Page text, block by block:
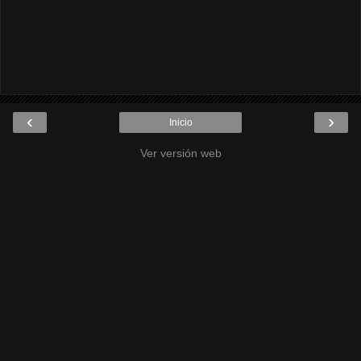
‹ ›
Inicio
Ver versión web